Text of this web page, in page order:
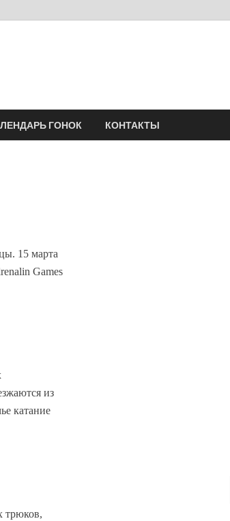
ГОНОК КОНТАКТЫ
15 марта
Games
из
катание
трюков,